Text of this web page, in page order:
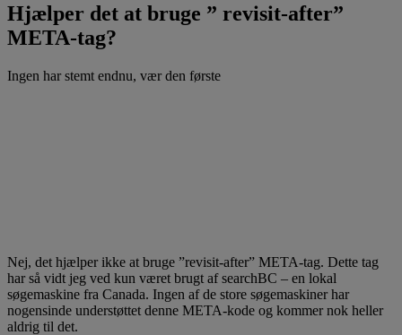
Hjælper det at bruge ” revisit-after”
META-tag?
Ingen har stemt endnu, vær den første
Nej, det hjælper ikke at bruge ”revisit-after” META-tag. Dette tag
har så vidt jeg ved kun været brugt af searchBC – en lokal
søgemaskine fra Canada. Ingen af de store søgemaskiner har
nogensinde understøttet denne META-kode og kommer nok heller
aldrig til det.